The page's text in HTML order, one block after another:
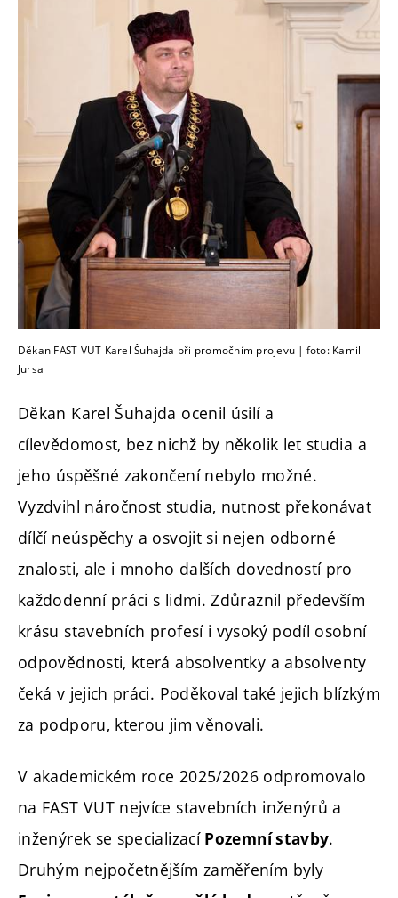
Děkan FAST VUT Karel Šuhajda při promočním projevu | foto: Kamil
Jursa
Děkan Karel Šuhajda ocenil úsilí a
cílevědomost, bez nichž by několik let studia a
jeho úspěšné zakončení nebylo možné.
Vyzdvihl náročnost studia, nutnost překonávat
dílčí neúspěchy a osvojit si nejen odborné
znalosti, ale i mnoho dalších dovedností pro
každodenní práci s lidmi. Zdůraznil především
krásu stavebních profesí i vysoký podíl osobní
odpovědnosti, která absolventky a absolventy
čeká v jejich práci. Poděkoval také jejich blízkým
za podporu, kterou jim věnovali.
V akademickém roce 2025/2026 odpromovalo
na FAST VUT nejvíce stavebních inženýrů a
inženýrek se specializací Pozemní stavby.
Druhým nejpočetnějším zaměřením byly